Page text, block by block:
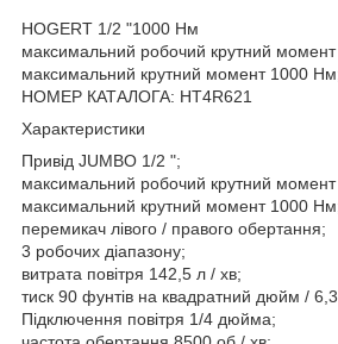
HOGERT 1/2 "1000 Нм
максимальний робочий крутний
максимальний крутний момент 1000
НОМЕР КАТАЛОГА: HT4R621
Характеристики
Привід JUMBO 1/2 ";
максимальний робочий крутний
максимальний крутний момент 1000
перемикач лівого / правого обертання;
3 робочих діапазону;
витрата повітря 142,5 л / хв;
тиск 90 фунтів на квадратний дюйм /
Підключення повітря 1/4 дюйма;